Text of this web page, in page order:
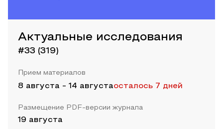
Актуальные исследования
#33 (319)
Прием материалов
8 августа - 14 августаосталось 7 дней
Размещение PDF-версии журнала
19 августа